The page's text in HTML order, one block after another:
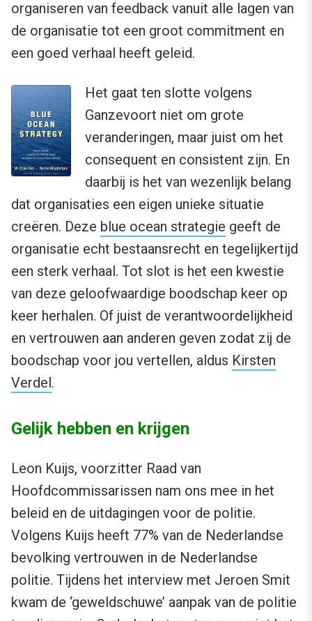
organiseren van feedback vanuit alle lagen van
de organisatie tot een groot commitment en
een goed verhaal heeft geleid.
Het gaat ten slotte volgens
Ganzevoort niet om grote
veranderingen, maar juist om het
consequent en consistent zijn. En
daarbij is het van wezenlijk belang
dat organisaties een eigen unieke situatie
creëren. Deze blue ocean strategie geeft de
organisatie echt bestaansrecht en tegelijkertijd
een sterk verhaal. Tot slot is het een kwestie
van deze geloofwaardige boodschap keer op
keer herhalen. Of juist de verantwoordelijkheid
en vertrouwen aan anderen geven zodat zij de
boodschap voor jou vertellen, aldus Kirsten
Verdel.
Gelijk hebben en krijgen
Leon Kuijs, voorzitter Raad van
Hoofdcommissarissen nam ons mee in het
beleid en de uitdagingen voor de politie.
Volgens Kuijs heeft 77% van de Nederlandse
bevolking vertrouwen in de Nederlandse
politie. Tijdens het interview met Jeroen Smit
kwam de ‘geweldschuwe’ aanpak van de politie